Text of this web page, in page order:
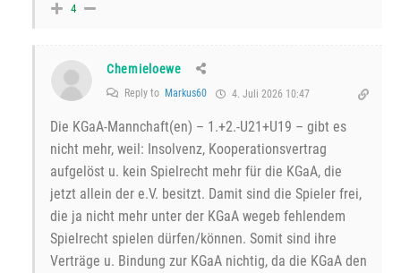
4
Chemieloewe
Reply to Markus60 4. Juli 2026 10:47
Die KGaA-Mannchaft(en) – 1.+2.-U21+U19 – gibt es
nicht mehr, weil: Insolvenz, Kooperationsvertrag
aufgelöst u. kein Spielrecht mehr für die KGaA, die
jetzt allein der e.V. besitzt. Damit sind die Spieler frei,
die ja nicht mehr unter der KGaA wegeb fehlendem
Spielrecht spielen dürfen/können. Somit sind ihre
Verträge u. Bindung zur KGaA nichtig, da die KGaA den